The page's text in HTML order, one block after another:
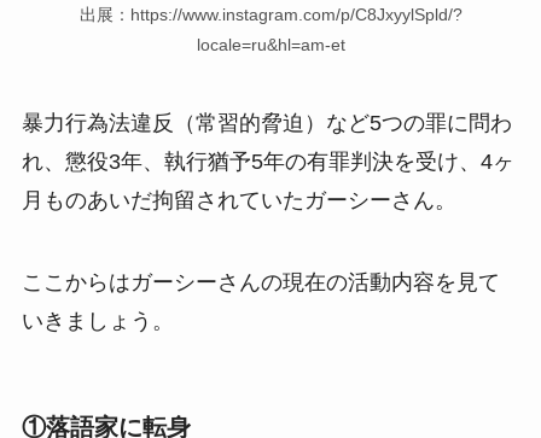
出展：https://www.instagram.com/p/C8JxyylSpld/?
locale=ru&hl=am-et
暴力行為法違反（常習的脅迫）など5つの罪に問わ
れ、懲役3年、執行猶予5年の有罪判決を受け、4ヶ
月ものあいだ拘留されていたガーシーさん。
ここからはガーシーさんの現在の活動内容を見て
いきましょう。
①落語家に転身